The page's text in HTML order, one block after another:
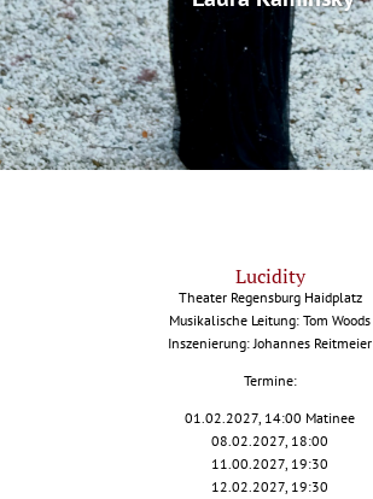
Lucidity
Theater Regensburg Haidplatz
Musikalische Leitung: Tom Woods
Inszenierung: Johannes Reitmeier
Termine:
01.02.2027, 14:00 Matinee
08.02.2027, 18:00
11.00.2027, 19:30
12.02.2027, 19:30